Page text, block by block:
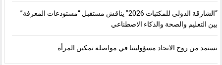
“الشارقة الدولي للمكتبات 2026” يناقش مستقبل “مستودعات المعرفة”
بين التعليم والصحة والذكاء الاصطناعي
نستمد من روح الاتحاد مسؤوليتنا في مواصلة تمكين المرأة